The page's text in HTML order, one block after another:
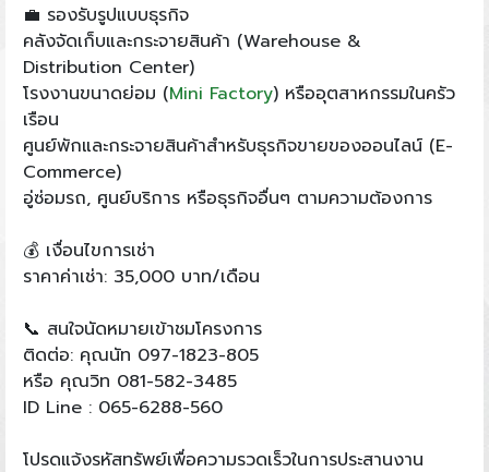
💼 รองรับรูปแบบธุรกิจ
คลังจัดเก็บและกระจายสินค้า (Warehouse &
Distribution Center)
โรงงานขนาดย่อม (Mini Factory) หรืออุตสาหกรรมในครัว
เรือน
ศูนย์พักและกระจายสินค้าสำหรับธุรกิจขายของออนไลน์ (E-
Commerce)
อู่ซ่อมรถ, ศูนย์บริการ หรือธุรกิจอื่นๆ ตามความต้องการ
💰 เงื่อนไขการเช่า
ราคาค่าเช่า: 35,000 บาท/เดือน
📞 สนใจนัดหมายเข้าชมโครงการ
ติดต่อ: คุณนัท 097-1823-805
หรือ คุณวิท 081-582-3485
ID Line : 065-6288-560
โปรดแจ้งรหัสทรัพย์เพื่อความรวดเร็วในการประสานงาน